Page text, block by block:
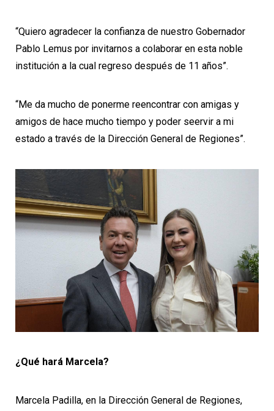
“Quiero agradecer la confianza de nuestro Gobernador
Pablo Lemus por invitarnos a colaborar en esta noble
institución a la cual regreso después de 11 años”.
“Me da mucho de ponerme reencontrar con amigas y
amigos de hace mucho tiempo y poder seervir a mi
estado a través de la Dirección General de Regiones”.
¿Qué hará Marcela?
Marcela Padilla, en la Dirección General de Regiones,